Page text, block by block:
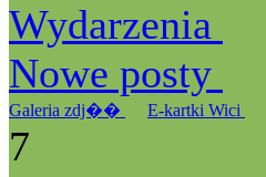
Wydarzenia
Nowe posty
Galeria zdj�� E-kartki Wici
7